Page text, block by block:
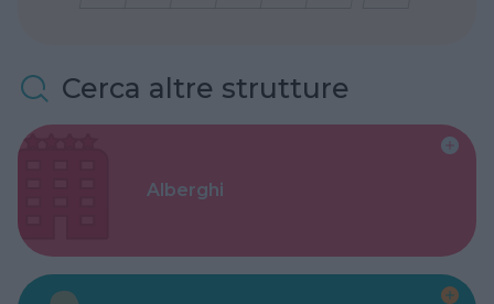
Cerca altre strutture
Alberghi